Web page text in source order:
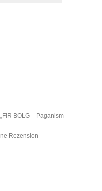
BOLG – Paganism
Rezension